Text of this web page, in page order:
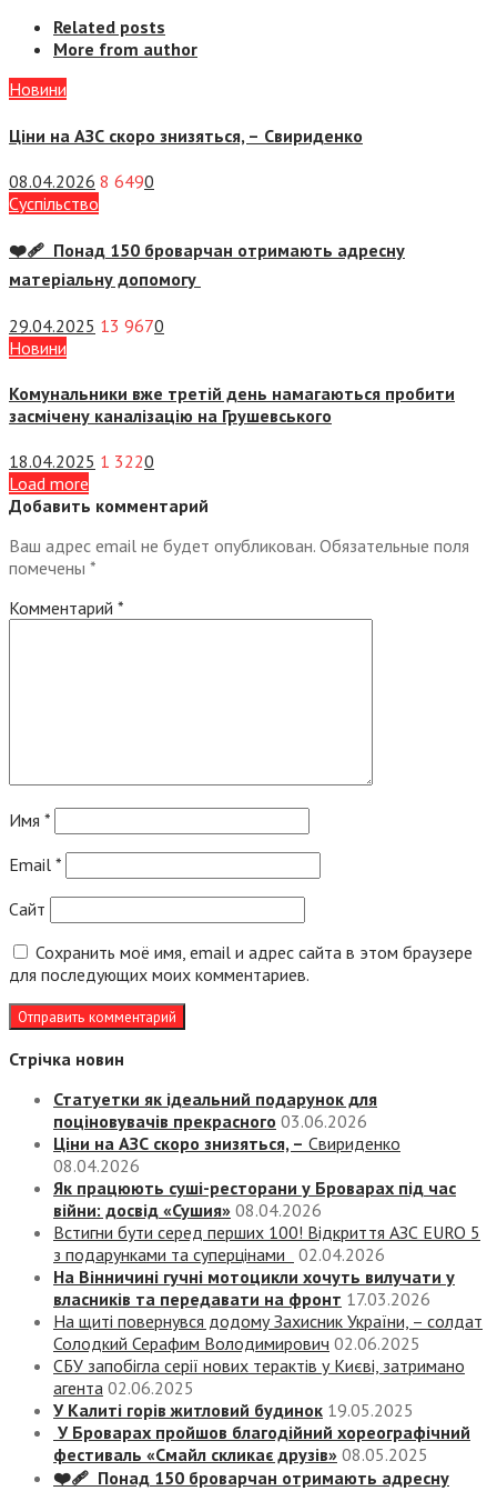
Related posts
More from author
Новини
Ціни на АЗС скоро знизяться, – Свириденко
08.04.2026 8 6490
Суспiльство
❤️‍🩹 Понад 150 броварчан отримають адресну
матеріальну допомогу
29.04.2025 13 9670
Новини
Комунальники вже третій день намагаються пробити
засмічену каналізацію на Грушевського
18.04.2025 1 3220
Load more
Добавить комментарий
Ваш адрес email не будет опубликован. Обязательные поля
помечены *
Комментарий *
Имя *
Email *
Сайт
Сохранить моё имя, email и адрес сайта в этом браузере
для последующих моих комментариев.
Стрічка новин
Статуетки як ідеальний подарунок для
поціновувачів прекрасного 03.06.2026
Ціни на АЗС скоро знизяться, – Свириденко
08.04.2026
Як працюють суші-ресторани у Броварах під час
війни: досвід «Сушия» 08.04.2026
Встигни бути серед перших 100! Відкриття АЗС EURO 5
з подарунками та суперцінами
02.04.2026
На Вінничині гучні мотоцикли хочуть вилучати у
власників та передавати на фронт 17.03.2026
На щиті повернувся додому Захисник України, – солдат
Солодкий Серафим Володимирович 02.06.2025
СБУ запобігла серії нових терактів у Києві, затримано
агента 02.06.2025
У Калиті горів житловий будинок 19.05.2025
У Броварах пройшов благодійний хореографічний
фестиваль «Смайл скликає друзів» 08.05.2025
❤️‍🩹 Понад 150 броварчан отримають адресну